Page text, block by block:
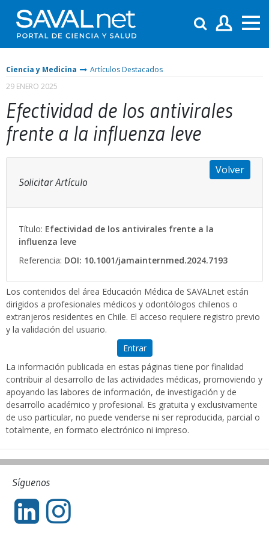
Ciencia y Medicina
Artículos Destacados
29 ENERO 2025
Efectividad de los antivirales
frente a la influenza leve
Solicitar Artículo
Volver
Título: Efectividad de los antivirales frente a la
influenza leve
Referencia: DOI: 10.1001/jamainternmed.2024.7193
Los contenidos del área Educación Médica de SAVALnet están
dirigidos a profesionales médicos y odontólogos chilenos o
extranjeros residentes en Chile. El acceso requiere registro previo
y la validación del usuario.
Entrar
La información publicada en estas páginas tiene por finalidad
contribuir al desarrollo de las actividades médicas, promoviendo y
apoyando las labores de información, de investigación y de
desarrollo académico y profesional. Es gratuita y exclusivamente
de uso particular, no puede venderse ni ser reproducida, parcial o
totalmente, en formato electrónico ni impreso.
Síguenos